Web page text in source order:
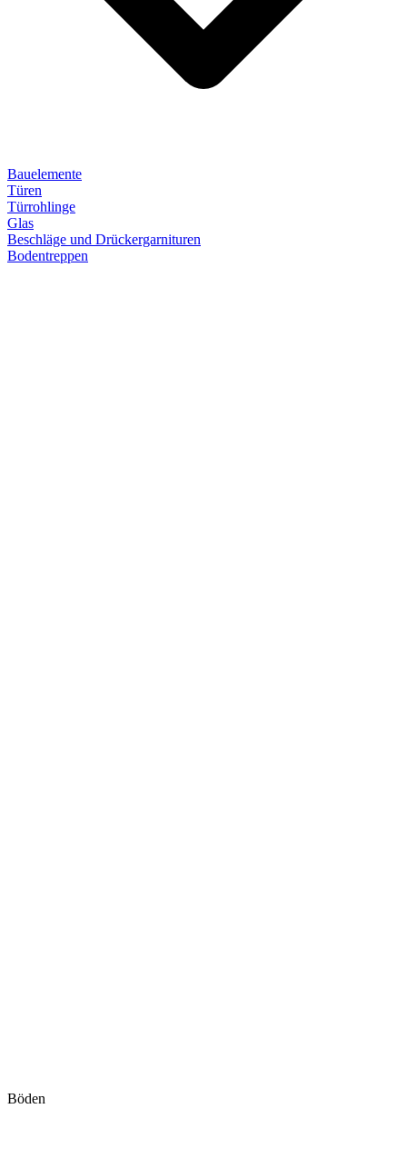
Bauelemente
Türen
Türrohlinge
Glas
Beschläge und Drückergarnituren
Bodentreppen
Böden